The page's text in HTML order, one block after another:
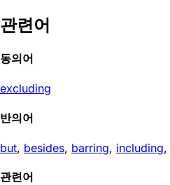
관련어
동의어
excluding
반의어
but, besides, barring, including,
관련어